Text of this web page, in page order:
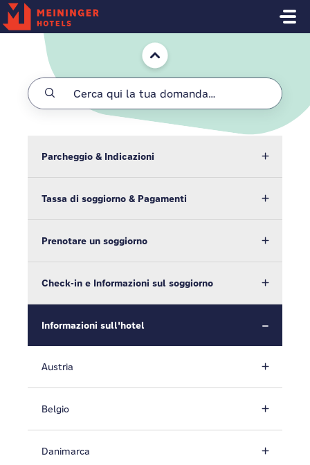
Salta al contenuto principale
Home
Parcheggio & Indicazioni
Tassa di soggiorno & Pagamenti
Prenotare un soggiorno
Check-in e Informazioni sul soggiorno
Informazioni sull'hotel
Austria
Belgio
Danimarca